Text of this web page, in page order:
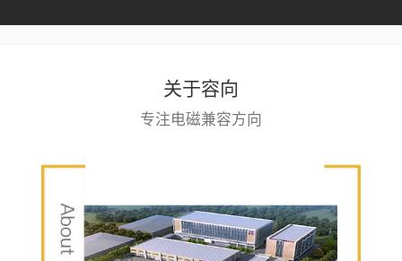
关于容向
专注电磁兼容方向